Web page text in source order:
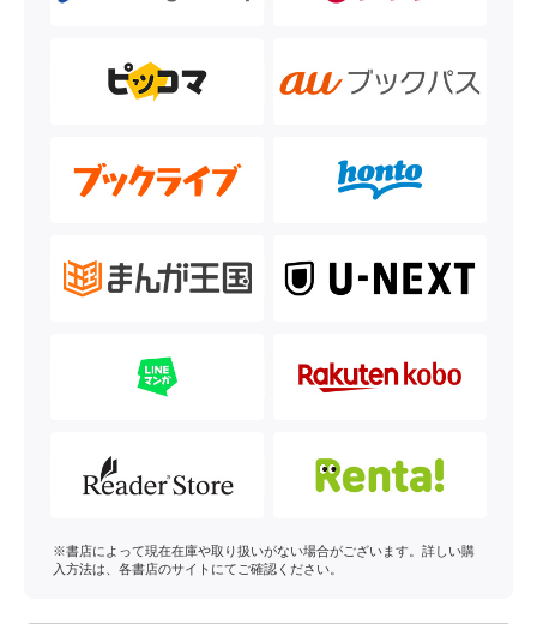
※書店によって現在在庫や取り扱いがない場合がございます。詳しい購
入方法は、各書店のサイトにてご確認ください。